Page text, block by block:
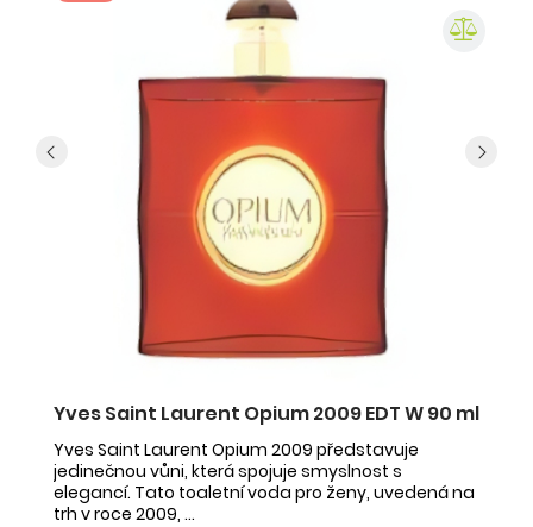
Yves Saint Laurent Opium 2009 EDT W 90 ml
Yves Saint Laurent Opium 2009 představuje
jedinečnou vůni, která spojuje smyslnost s
elegancí. Tato toaletní voda pro ženy, uvedená na
trh v roce 2009, ...